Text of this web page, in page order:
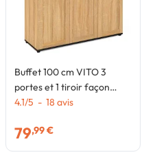
Buffet 100 cm VITO 3
portes et 1 tiroir façon
hêtre et poignées noires
4.1/5 - 18 avis
79,99 €